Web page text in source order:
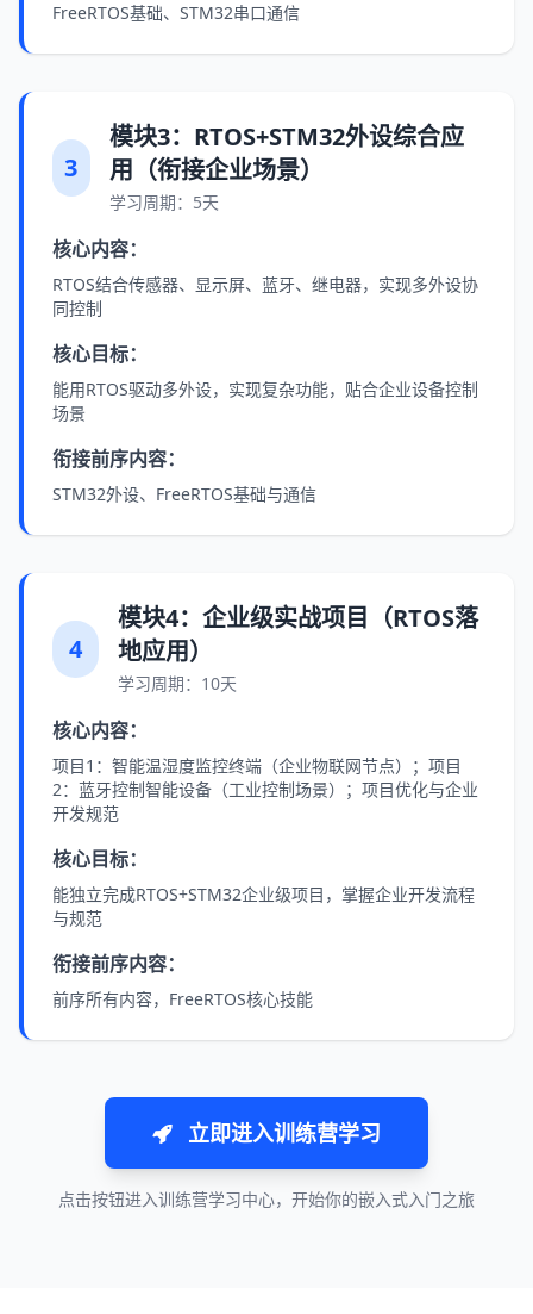
FreeRTOS基础、STM32串口通信
3
模块3：RTOS+STM32外设综合应
用（衔接企业场景）
学习周期：5天
核心内容：
RTOS结合传感器、显示屏、蓝牙、继电器，实现多外设协
同控制
核心目标：
能用RTOS驱动多外设，实现复杂功能，贴合企业设备控制
场景
衔接前序内容：
STM32外设、FreeRTOS基础与通信
4
模块4：企业级实战项目（RTOS落
地应用）
学习周期：10天
核心内容：
项目1：智能温湿度监控终端（企业物联网节点）；项目
2：蓝牙控制智能设备（工业控制场景）；项目优化与企业
开发规范
核心目标：
能独立完成RTOS+STM32企业级项目，掌握企业开发流程
与规范
衔接前序内容：
前序所有内容，FreeRTOS核心技能
立即进入训练营学习
点击按钮进入训练营学习中心，开始你的嵌入式入门之旅